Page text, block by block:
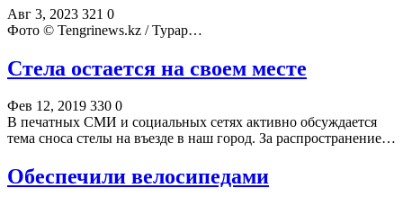
Авг 3, 2023 321 0
Фото ©️ Tengrinews.kz / Турар…
Стела остается на своем месте
Фев 12, 2019 330 0
В печатных СМИ и социальных сетях активно обсуждается
тема сноса стелы на въезде в наш город. За распространение…
Обеспечили велосипедами